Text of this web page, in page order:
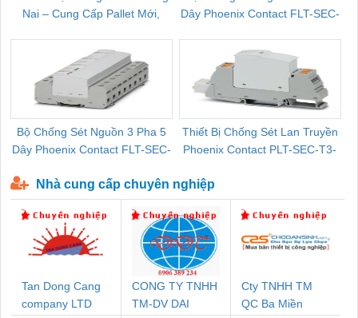
Nai – Cung Cấp Pallet Mới,
Dây Phoenix Contact FLT-SEC-
Bộ Chống Sét Nguồn 3 Pha 5
Dây Phoenix Contact FLT-SEC-
Thiết Bị Chống Sét Lan Truyền
Phoenix Contact PLT-SEC-T3-
Nhà cung cấp chuyên nghiệp
Tan Dong Cang
company LTD
CONG TY TNHH
TM-DV DAI
Cty TNHH TM
QC Ba Miền